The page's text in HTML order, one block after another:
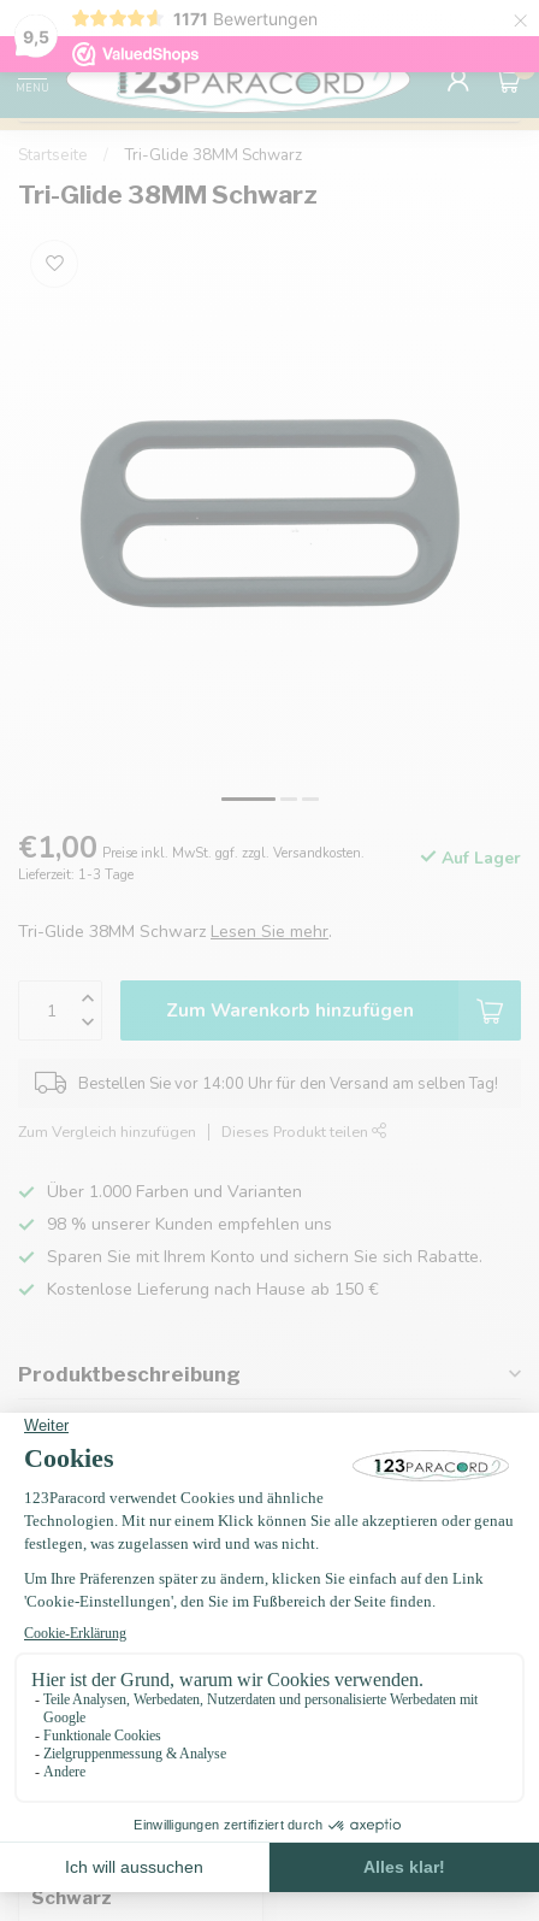
9,5
1171 Bewertungen ×
Kostenlose Lieferung nach Hause ab 150 €
MENU
0
Startseite Tri-Glide 38MM Schwarz
Tri-Glide 38MM Schwarz
€1,00 Preise inkl. MwSt. ggf. zzgl. Versandkosten.
Lieferzeit: 1-3 Tage
Auf Lager
Tri-Glide 38MM Schwarz Lesen Sie mehr.
Zum Warenkorb hinzufügen
Bestellen Sie vor 14:00 Uhr für den Versand am selben Tag!
Zum Vergleich hinzufügen Dieses Produkt teilen
Über 1.000 Farben und Varianten
98 % unserer Kunden empfehlen uns
Sparen Sie mit Ihrem Konto und sichern Sie sich Rabatte.
Kostenlose Lieferung nach Hause ab 150 €
Produktbeschreibung
Eigenschaften
Zuletzt angesehen
Tri-Glide 38MM
Schwarz